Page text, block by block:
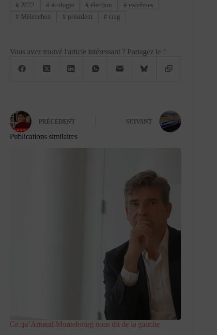
# 2022 # écologie # élection # extrêmes
# Mélenchon # président # ring
Vous avez trouvé l'article intéressant ? Partagez le !
PRÉCÉDENT SUIVANT
Publications similaires
Ce qu’Arnaud Montebourg nous dit de la gauche